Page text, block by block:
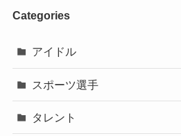
Categories
アイドル
スポーツ選手
タレント